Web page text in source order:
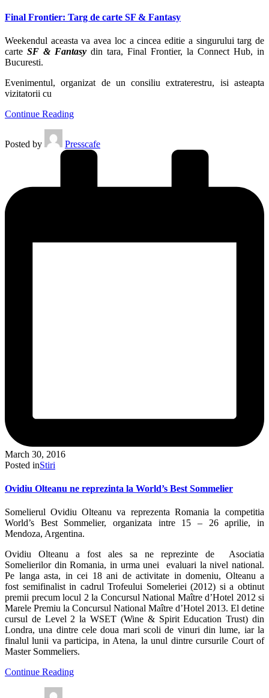
Final Frontier: Targ de carte SF & Fantasy
Weekendul aceasta va avea loc a cincea editie a singurului targ de
carte SF & Fantasy din tara, Final Frontier, la Connect Hub, in
Bucuresti.
Evenimentul, organizat de un consiliu extraterestru, isi asteapta
vizitatorii cu
Continue Reading
Posted by Presscafe
March 30, 2016
Posted inStiri
Ovidiu Olteanu ne reprezinta la World’s Best Sommelier
Somelierul Ovidiu Olteanu va reprezenta Romania la competitia
World’s Best Sommelier, organizata intre 15 – 26 aprilie, in
Mendoza, Argentina.
Ovidiu Olteanu a fost ales sa ne reprezinte de Asociatia
Somelierilor din Romania, in urma unei evaluari la nivel national.
Pe langa asta, in cei 18 ani de activitate in domeniu, Olteanu a
fost semifinalist in cadrul Trofeului Someleriei (2012) si a obtinut
premii precum locul 2 la Concursul National Maître d’Hotel 2012 si
Marele Premiu la Concursul National Maître d’Hotel 2013. El detine
cursul de Level 2 la WSET (Wine & Spirit Education Trust) din
Londra, una dintre cele doua mari scoli de vinuri din lume, iar la
finalul lunii va participa, in Atena, la unul dintre cursurile Court of
Master Sommeliers.
Continue Reading